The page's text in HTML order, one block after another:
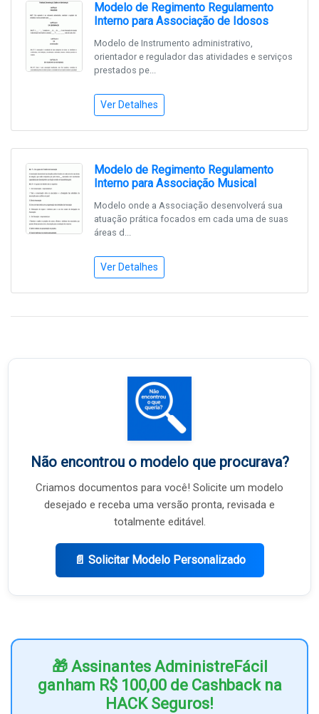
Modelo de Regimento Regulamento
Interno para Associação de Idosos
Modelo de Instrumento administrativo,
orientador e regulador das atividades e serviços
prestados pe...
Ver Detalhes
Modelo de Regimento Regulamento
Interno para Associação Musical
Modelo onde a Associação desenvolverá sua
atuação prática focados em cada uma de suas
áreas d...
Ver Detalhes
Não encontrou o modelo que procurava?
Criamos documentos para você! Solicite um modelo
desejado e receba uma versão pronta, revisada e
totalmente editável.
📄 Solicitar Modelo Personalizado
🎁 Assinantes AdministreFácil
ganham R$ 100,00 de Cashback na
HACK Seguros!